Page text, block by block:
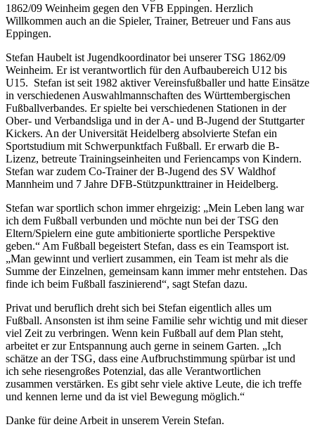
1862/09 Weinheim gegen den VFB Eppingen. Herzlich
Willkommen auch an die Spieler, Trainer, Betreuer und Fans aus
Eppingen.
Stefan Haubelt ist Jugendkoordinator bei unserer TSG 1862/09
Weinheim. Er ist verantwortlich für den Aufbaubereich U12 bis
U15. Stefan ist seit 1982 aktiver Vereinsfußballer und hatte Einsätze
in verschiedenen Auswahlmannschaften des Württembergischen
Fußballverbandes. Er spielte bei verschiedenen Stationen in der
Ober- und Verbandsliga und in der A- und B-Jugend der Stuttgarter
Kickers. An der Universität Heidelberg absolvierte Stefan ein
Sportstudium mit Schwerpunktfach Fußball. Er erwarb die B-
Lizenz, betreute Trainingseinheiten und Feriencamps von Kindern.
Stefan war zudem Co-Trainer der B-Jugend des SV Waldhof
Mannheim und 7 Jahre DFB-Stützpunkttrainer in Heidelberg.
Stefan war sportlich schon immer ehrgeizig: „Mein Leben lang war
ich dem Fußball verbunden und möchte nun bei der TSG den
Eltern/Spielern eine gute ambitionierte sportliche Perspektive
geben.“ Am Fußball begeistert Stefan, dass es ein Teamsport ist.
„Man gewinnt und verliert zusammen, ein Team ist mehr als die
Summe der Einzelnen, gemeinsam kann immer mehr entstehen. Das
finde ich beim Fußball faszinierend“, sagt Stefan dazu.
Privat und beruflich dreht sich bei Stefan eigentlich alles um
Fußball. Ansonsten ist ihm seine Familie sehr wichtig und mit dieser
viel Zeit zu verbringen. Wenn kein Fußball auf dem Plan steht,
arbeitet er zur Entspannung auch gerne in seinem Garten. „Ich
schätze an der TSG, dass eine Aufbruchstimmung spürbar ist und
ich sehe riesengroßes Potenzial, das alle Verantwortlichen
zusammen verstärken. Es gibt sehr viele aktive Leute, die ich treffe
und kennen lerne und da ist viel Bewegung möglich.“
Danke für deine Arbeit in unserem Verein Stefan.